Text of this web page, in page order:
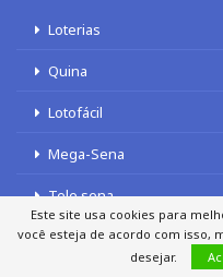
Loterias
Quina
Lotofácil
Mega-Sena
Tele sena
Este site usa cookies para
você esteja de acordo com isso,
desejar.